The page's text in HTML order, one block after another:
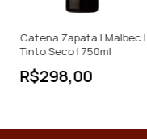
Catena Zapata | Malbec |
Tinto Seco | 750ml
R$298,00